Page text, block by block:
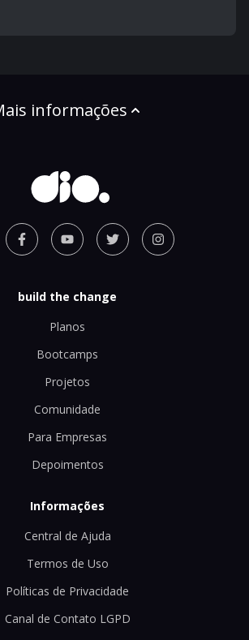
informações
build the change
Planos
Bootcamps
Projetos
Comunidade
Para Empresas
Depoimentos
Informações
Central de Ajuda
Termos de Uso
Políticas de Privacidade
Canal de Contato LGPD